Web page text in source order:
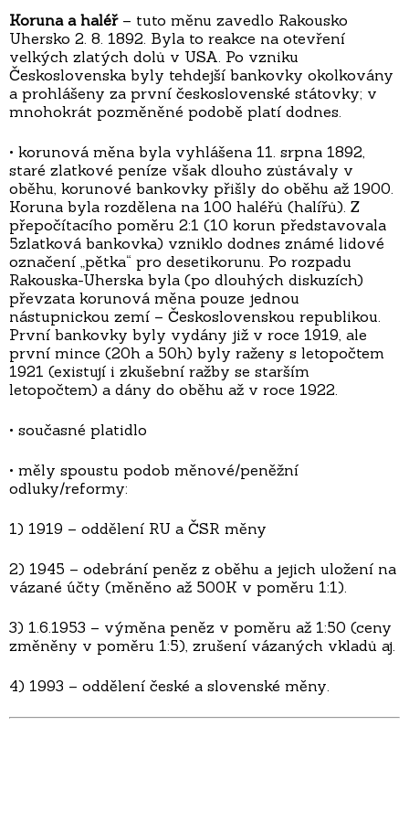
Koruna a haléř– tuto měnu zavedlo Rakousko
Uhersko 2. 8. 1892. Byla to reakce na otevření
velkých zlatých dolů v USA. Po vzniku
Československa byly tehdejší bankovky okolkovány
a prohlášeny za první československé státovky; v
mnohokrát pozměněné podobě platí dodnes.
• korunová měna byla vyhlášena 11. srpna 1892,
staré zlatkové peníze však dlouho zůstávaly v
oběhu, korunové bankovky přišly do oběhu až 1900.
Koruna byla rozdělena na 100 haléřů (halířů). Z
přepočítacího poměru 2:1 (10 korun představovala
5zlatková bankovka) vzniklo dodnes známé lidové
označení „pětka“ pro desetikorunu. Po rozpadu
Rakouska-Uherska byla (po dlouhých diskuzích)
převzata korunová měna pouze jednou
nástupnickou zemí – Československou republikou.
První bankovky byly vydány již v roce 1919, ale
první mince (20h a 50h) byly raženy s letopočtem
1921 (existují i zkušební ražby se starším
letopočtem) a dány do oběhu až v roce 1922.
• současné platidlo
• měly spoustu podob měnové/peněžní
odluky/reformy:
1) 1919 – oddělení RU a ČSR měny
2) 1945 – odebrání peněz z oběhu a jejich uložení na
vázané účty (měněno až 500K v poměru 1:1).
3) 1.6.1953 – výměna peněz v poměru až 1:50 (ceny
změněny v poměru 1:5), zrušení vázaných vkladů aj.
4) 1993 – oddělení české a slovenské měny.